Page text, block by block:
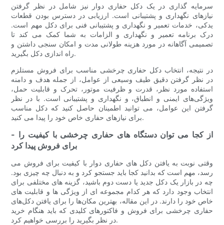
سرمایه گذاری در یک دکل حفاری دوار نیز شامل در نظر گرفتن
نیازهای نگهداری و پشتیبانی است. ارزیابی در دسترس بودن قطعات
یدکی، خدمات تعمیر و نگهداری و پشتیبانی فنی برای دکل مهم است.
درک برنامه تعمیر و نگهداری و الزامات به شما کمک می کند تا
تصمیمی آگاهانه در مورد هزینه طولانی مدت و امکان سنجی داشتن و
راه اندازی دکل بگیرید.
در نتیجه، انتخاب دکل حفاری چرخشی مناسب برای فروش مستلزم
در نظر گرفتن دقیق طیف وسیعی از عوامل، از جمله هدف و دامنه
استفاده مورد نظر، قدرت و ظرفیت موتور، تحرک و قابلیت حمل،
ویژگی‌های ایمنی و انطباق، و نگهداری و پشتیبانی است. با در نظر
گرفتن این عوامل، می توانید اطمینان حاصل کنید که دکل مناسب
برای نیازهای حفاری خاص خود را پیدا می کنید.
- از کجا می توان دستگاه های حفاری چرخشی با کیفیت را
برای فروش پیدا کرد
وقتی نوبت به یافتن دکل های حفاری دوار با کیفیت برای فروش می
رسد، مهم است که بدانید کجا باید جستجو کرد و به دنبال چه چیزی بود.
چه در بازار یک دکل جدید یا دست دوم باشید، گزینه های مختلفی برای
انتخاب وجود دارد که هر کدام مجموعه ای از ویژگی ها و قابلیت های
خاص خود را دارند. در این مقاله، بهترین مکان‌ها را برای یافتن دکل‌های
حفاری چرخشی برای فروش و فاکتورهای کلیدی که باید هنگام خرید
در نظر بگیرید را بررسی خواهیم کرد.